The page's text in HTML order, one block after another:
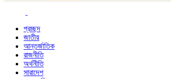
প্রচ্ছদ
জাতীয়
আন্তর্জাতিক
রাজনীতি
অর্থনীতি
সারাদেশ